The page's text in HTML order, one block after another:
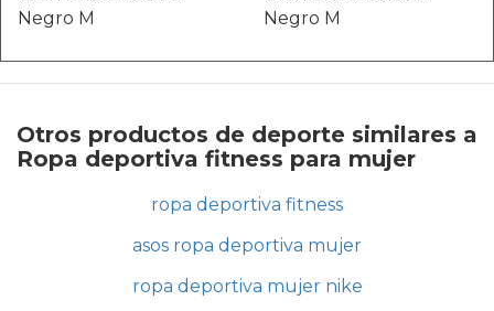
Otros productos de deporte similares a
Ropa deportiva fitness para mujer
ropa deportiva fitness
asos ropa deportiva mujer
ropa deportiva mujer nike